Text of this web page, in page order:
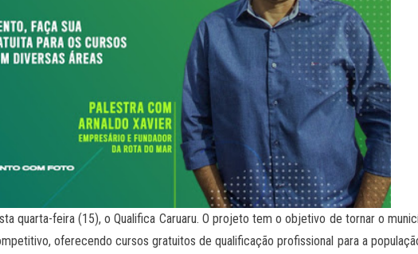
quarta-feira (15), o Qualifica Caruaru. O projeto tem o objetivo de tornar o
oferecendo cursos gratuitos de qualificação profissional para a